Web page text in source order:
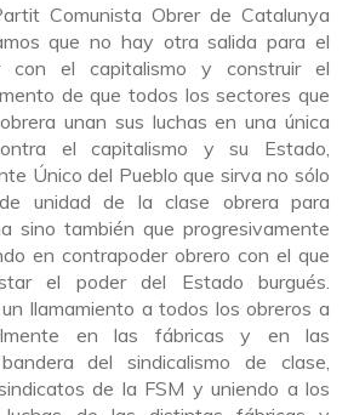
Comunista Obrer de Catalunya
que no hay otra salida para el
con el capitalismo y construir el
de que todos los sectores que
unan sus luchas en una única
el capitalismo y su Estado,
Único del Pueblo que sirva no sólo
unidad de la clase obrera para
sino también que progresivamente
en contrapoder obrero con el que
el poder del Estado burgués.
llamamiento a todos los obreros a
en las fábricas y en las
del sindicalismo de clase,
de la FSM y uniendo a los